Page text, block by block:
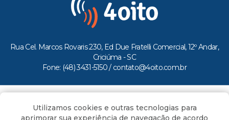
Rua Cel. Marcos Rovaris 230, Ed Due Fratelli Comercial, 12º Andar,
Criciúma - SC
Fone: (48) 3431-5150 / contato@4oito.com.br
Todos os direitos reservados ao Portal 4oito
Utilizamos cookies e outras tecnologias para
aprimorar sua experiência de navegação de acordo